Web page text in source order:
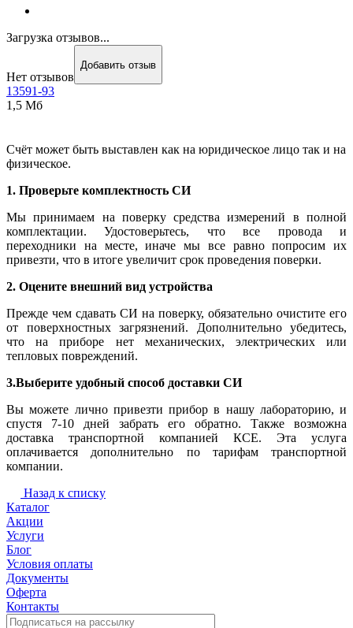
Загрузка отзывов...
Нет отзывов
Добавить отзыв
13591-93
1,5 Мб
Счёт может быть выставлен как на юридическое лицо так и на
физическое.
1. Проверьте комплектность СИ
Мы принимаем на поверку средства измерений в полной
комплектации. Удостоверьтесь, что все провода и
переходники на месте, иначе мы все равно попросим их
привезти, что в итоге увеличит срок проведения поверки.
2. Оцените внешний вид устройства
Прежде чем сдавать СИ на поверку, обязательно очистите его
от поверхностных загрязнений. Дополнительно убедитесь,
что на приборе нет механических, электрических или
тепловых повреждений.
3.Выберите удобный способ доставки СИ
Вы можете лично привезти прибор в нашу лабораторию, и
спустя 7-10 дней забрать его обратно. Также возможна
доставка транспортной компанией КСЕ. Эта услуга
оплачивается дополнительно по тарифам транспортной
компании.
Назад к списку
Каталог
Акции
Услуги
Блог
Условия оплаты
Документы
Оферта
Контакты